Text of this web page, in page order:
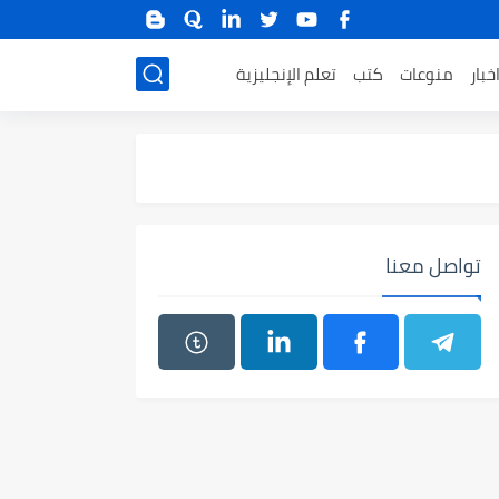
اخبار منوعات كتب تعلم الإنجليزية
تواصل معنا